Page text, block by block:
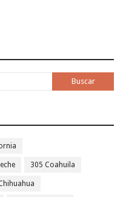
305 Coahuila